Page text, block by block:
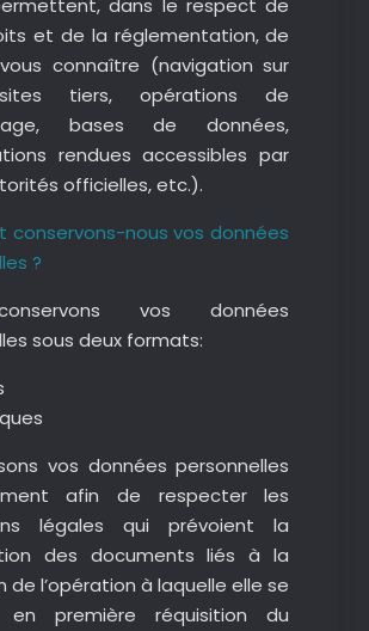
dans le respect de
et de la réglementation, de
connaître (navigation sur
tiers, opérations de
bases de données,
rendues accessibles par
officielles, etc.).
conservons-nous vos données
?
vos données
sous deux formats:
vos données personnelles
afin de respecter les
légales qui prévoient la
des documents liés à la
de l’opération à laquelle elle se
en première réquisition du